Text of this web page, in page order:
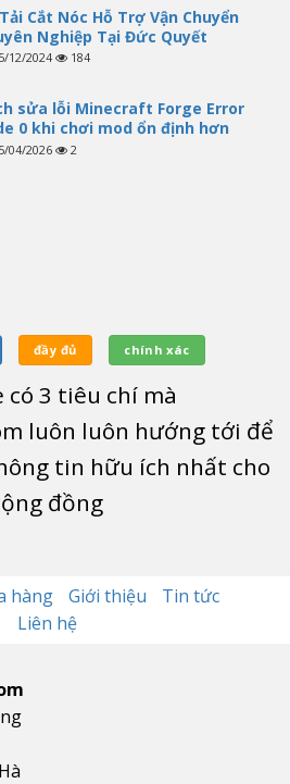
Cắt Nóc Hỗ Trợ Vận Chuyển
Nghiệp Tại Đức Quyết
12/2024 184
sửa lỗi Minecraft Forge Error
0 khi chơi mod ổn định hơn
04/2026 2
đầy đủ chính xác
có 3 tiêu chí mà
luôn luôn hướng tới để
tin hữu ích nhất cho
đồng
hàng Giới thiệu
Tin tức
Liên hệ